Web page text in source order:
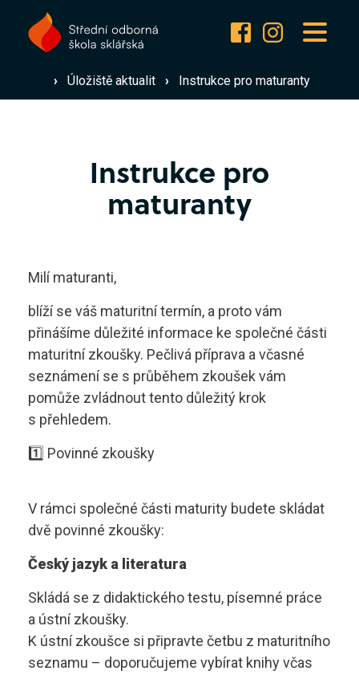
Pro uchazeče
Dny otevřených dveří ›
Prohlédnout obory ›
Dokumenty ke stažení ›
Design skla
Technologie skla
Uměleckořemeslné zpracování skla
Sklář - výrobce a zušlechťovatel skla
Obchodník
Užitá malba
Pro studenty
Kontakty
Bakaláři
123 456 789
kontakt@sklari.cz
› Úložiště aktualit › Instrukce pro maturanty
Instrukce pro
maturanty
Milí maturanti,
blíží se váš maturitní termín, a proto vám
přinášíme důležité informace ke společné části
maturitní zkoušky. Pečlivá příprava a včasné
seznámení se s průběhem zkoušek vám
pomůže zvládnout tento důležitý krok
s přehledem.
1️⃣ Povinné zkoušky
V rámci společné části maturity budete skládat
dvě povinné zkoušky:
Český jazyk a literatura
Skládá se z didaktického testu, písemné práce
a ústní zkoušky.
K ústní zkoušce si připravte četbu z maturitního
seznamu – doporučujeme vybírat knihy včas